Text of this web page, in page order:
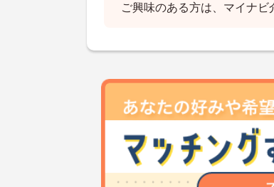
ご興味のある方は、マイナビ